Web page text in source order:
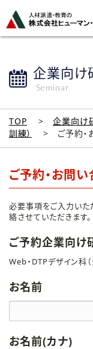
企業向け
Seminar
TOP 企業向け
訓練）
ご予約
ご予約・お問
必要事項をご入力いた
絡させていただきます。
ご予約企業向け
Web・DTPデザイン科
お名前
お名前(カナ)
ジ
ト